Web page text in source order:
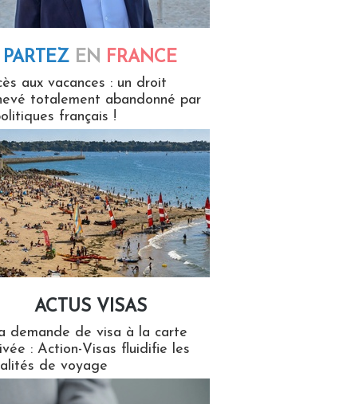
PARTEZ EN FRANCE
aux vacances : un droit
totalement abandonné par
français !
ACTUS VISAS
demande de visa à la carte
: Action-Visas fluidifie les
de voyage